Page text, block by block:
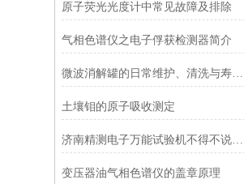
原子荧光光度计中常见故障及排除
气相色谱仪之电子俘获检测器简介
微波消解罐的日常维护、清洗与寿命延长秘诀
土壤钼的原子吸收测定
济南精测电子万能试验机不得不说的优点
变压器油气相色谱仪的盖章原理